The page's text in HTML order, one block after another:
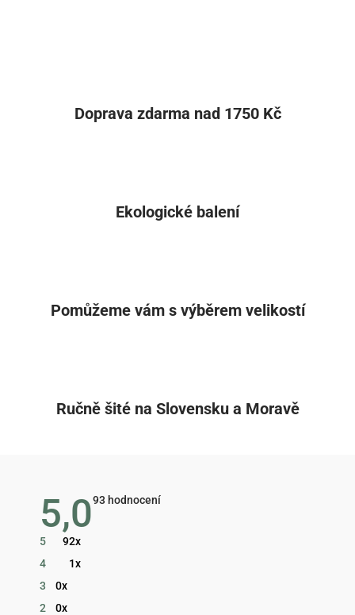
Doprava zdarma nad 1750 Kč
Ekologické balení
Pomůžeme vám s výběrem velikostí
Ručně šité na Slovensku a Moravě
5,0Průměrné
93 hodnocení
5
92x
4
1x
3
0x
2
0x